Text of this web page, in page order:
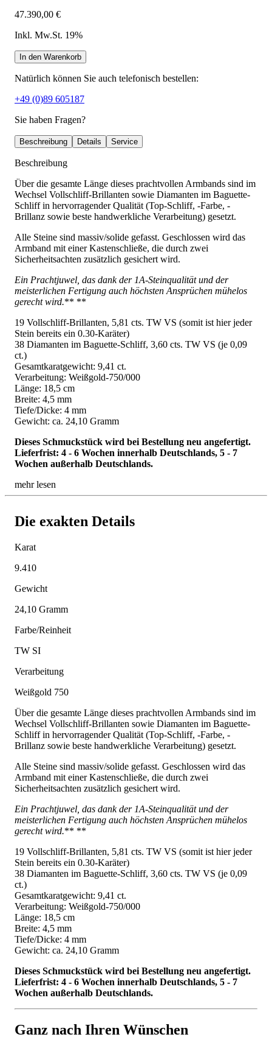
47.390,00 €
Inkl. Mw.St. 19%
In den Warenkorb
Natürlich können Sie auch telefonisch bestellen:
+49 (0)89 605187
Sie haben Fragen?
Beschreibung Details Service
Beschreibung
Über die gesamte Länge dieses prachtvollen Armbands sind im
Wechsel Vollschliff-Brillanten sowie Diamanten im Baguette-
Schliff in hervorragender Qualität (Top-Schliff, -Farbe, -
Brillanz sowie beste handwerkliche Verarbeitung) gesetzt.
Alle Steine sind massiv/solide gefasst. Geschlossen wird das
Armband mit einer Kastenschließe, die durch zwei
Sicherheitsachten zusätzlich gesichert wird.
Ein Prachtjuwel, das dank der 1A-Steinqualität und der
meisterlichen Fertigung auch höchsten Ansprüchen mühelos
gerecht wird.** **
19 Vollschliff-Brillanten, 5,81 cts. TW VS (somit ist hier jeder
Stein bereits ein 0.30-Karäter)
38 Diamanten im Baguette-Schliff, 3,60 cts. TW VS (je 0,09
ct.)
Gesamtkaratgewicht: 9,41 ct.
Verarbeitung: Weißgold-750/000
Länge: 18,5 cm
Breite: 4,5 mm
Tiefe/Dicke: 4 mm
Gewicht: ca. 24,10 Gramm
Dieses Schmuckstück wird bei Bestellung neu angefertigt.
Lieferfrist: 4 - 6 Wochen innerhalb Deutschlands, 5 - 7
Wochen außerhalb Deutschlands.
mehr lesen
Die exakten Details
Karat
9.410
Gewicht
24,10 Gramm
Farbe/Reinheit
TW SI
Verarbeitung
Weißgold 750
Über die gesamte Länge dieses prachtvollen Armbands sind im
Wechsel Vollschliff-Brillanten sowie Diamanten im Baguette-
Schliff in hervorragender Qualität (Top-Schliff, -Farbe, -
Brillanz sowie beste handwerkliche Verarbeitung) gesetzt.
Alle Steine sind massiv/solide gefasst. Geschlossen wird das
Armband mit einer Kastenschließe, die durch zwei
Sicherheitsachten zusätzlich gesichert wird.
Ein Prachtjuwel, das dank der 1A-Steinqualität und der
meisterlichen Fertigung auch höchsten Ansprüchen mühelos
gerecht wird.** **
19 Vollschliff-Brillanten, 5,81 cts. TW VS (somit ist hier jeder
Stein bereits ein 0.30-Karäter)
38 Diamanten im Baguette-Schliff, 3,60 cts. TW VS (je 0,09
ct.)
Gesamtkaratgewicht: 9,41 ct.
Verarbeitung: Weißgold-750/000
Länge: 18,5 cm
Breite: 4,5 mm
Tiefe/Dicke: 4 mm
Gewicht: ca. 24,10 Gramm
Dieses Schmuckstück wird bei Bestellung neu angefertigt.
Lieferfrist: 4 - 6 Wochen innerhalb Deutschlands, 5 - 7
Wochen außerhalb Deutschlands.
Ganz nach Ihren Wünschen